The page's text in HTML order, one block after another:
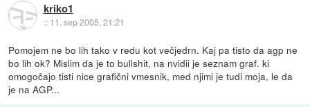
kriko1
:: 11. sep 2005, 21:21
Pomojem ne bo lih tako v redu kot večjedrn. Kaj pa tisto da agp ne
bo lih ok? Mislim da je to bullshit, na nvidii je seznam graf. ki
omogočajo tisti nice grafični vmesnik, med njimi je tudi moja, le da
je na AGP...